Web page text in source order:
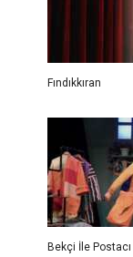
Fındıkkıran
Bekçi İle Postacı